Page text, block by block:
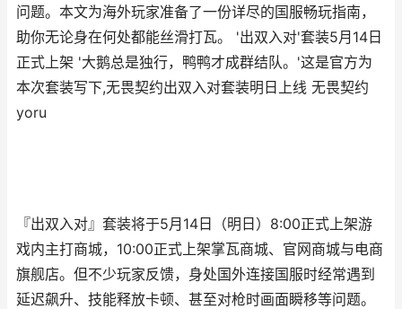
问题。本文为海外玩家准备了一份详尽的国服畅玩指南，
助你无论身在何处都能丝滑打瓦。 '出双入对'套装5月14日
正式上架 '大鹅总是独行，鸭鸭才成群结队。'这是官方为
本次套装写下,无畏契约出双入对套装明日上线 无畏契约
yoru
『出双入对』套装将于5月14日（明日）8:00正式上架游
戏内主打商城，10:00正式上架掌瓦商城、官网商城与电商
旗舰店。但不少玩家反馈，身处国外连接国服时经常遇到
延迟飙升、技能释放卡顿、甚至对枪时画面瞬移等问题。